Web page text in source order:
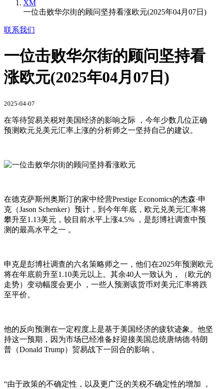
XM
一位击败华尔街的顾问坚持看涨欧元(2025年04月07日)
联系我们
一位击败华尔街的顾问坚持看
涨欧元(2025年04月07日)
2025-04-07
在等待贸易关税对美国经济的影响之际 ，今年少数几位正确
预测欧元兑美元汇率上涨的分析师之一坚持自己的建议。
在德克萨斯州奥斯汀的家中经营Prestige Economics的杰森·申
克（Jason Schenker）预计 ，到今年年底，欧元兑美元汇率将
攀升至1.13美元，较目前水平上涨4.5% ，是彭博社调查中预
测的最高水平之一 。
申克是彭博社调查的六名策略师之一，他们在2025年预测欧元
将在年底前升至1.10美元以上 。其余40人一致认为，（欧元的
走势）变动幅度会更小 ，一些人预测该货币对美元汇率将跌
至平价。
他的反向预测在一定程度上是基于美国经济的疲软迹象。他坚
持这一预期，因为市场已经准备好迎接美国总统唐纳德·特朗
普（Donald Trump）贸易战下一回合的影响 。
“由于政策的不确定性，以及更广泛的关税不确定性的增加 ，